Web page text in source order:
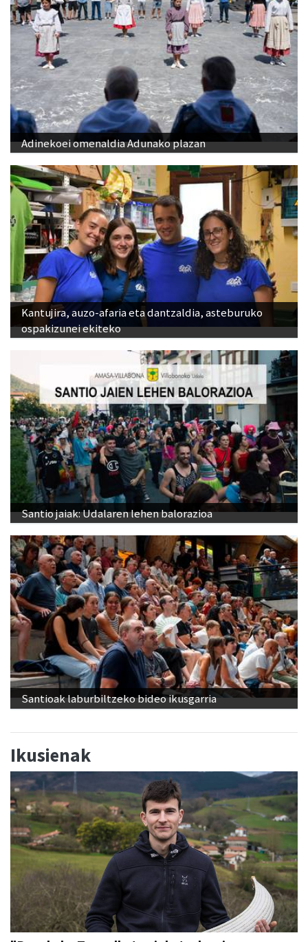
Adinekoei omenaldia Adunako plazan
Kantujira, auzo-afaria eta dantzaldia, asteburuko
ospakizunei ekiteko
Santio jaiak: Udalaren lehen balorazioa
Santioak laburbiltzeko bideo ikusgarria
Ikusienak